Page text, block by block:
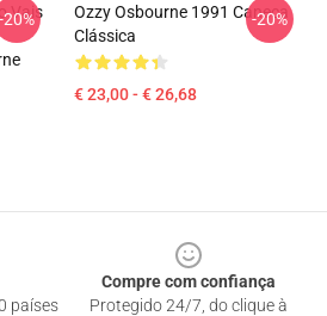
Vais
-20%
Ozzy Osbourne 1991 Caneca
Clássica
€ 23,00 - € 26,68
-20%
países
Compre com confiança
Protegido 24/7, do clique à